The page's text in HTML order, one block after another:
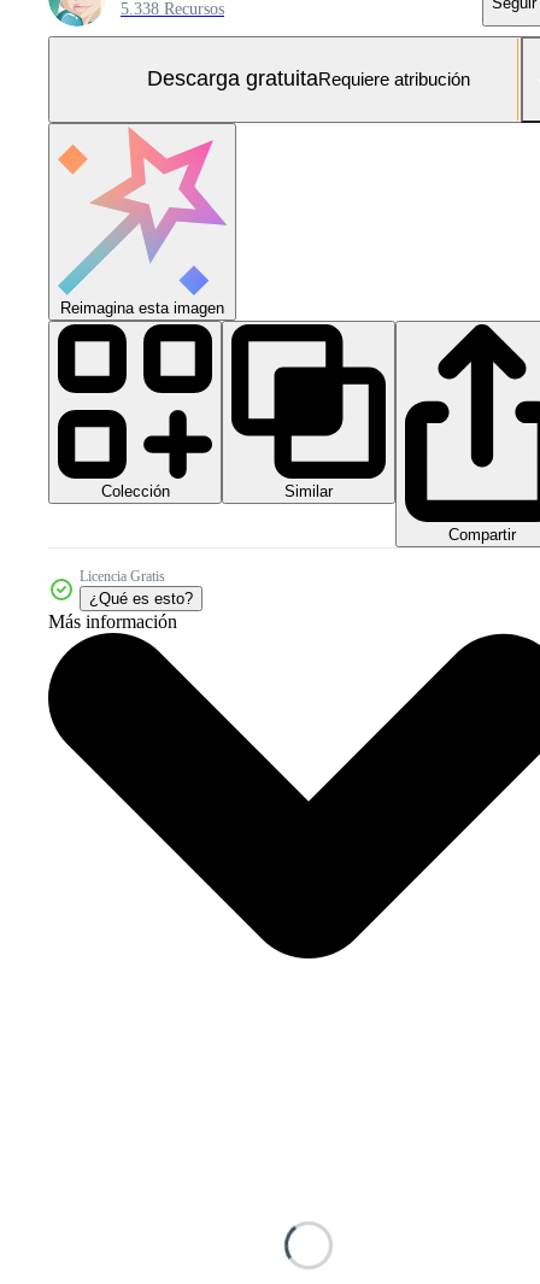
5.338 Recursos
Descarga gratuitaRequiere atribución
Reimagina esta imagen
Colección Similar
Compartir
Licencia Gratis
¿Qué es esto?
Más información